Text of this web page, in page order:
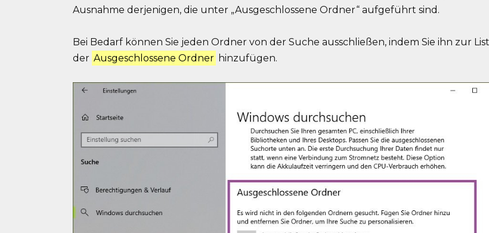
Ausnahme derjenigen, die unter „Ausgeschlossene Ordner“ aufgeführt sind.
Bei Bedarf können Sie jeden Ordner von der Suche ausschließen, indem Sie ihn zur
der Ausgeschlossene Ordner hinzufügen.